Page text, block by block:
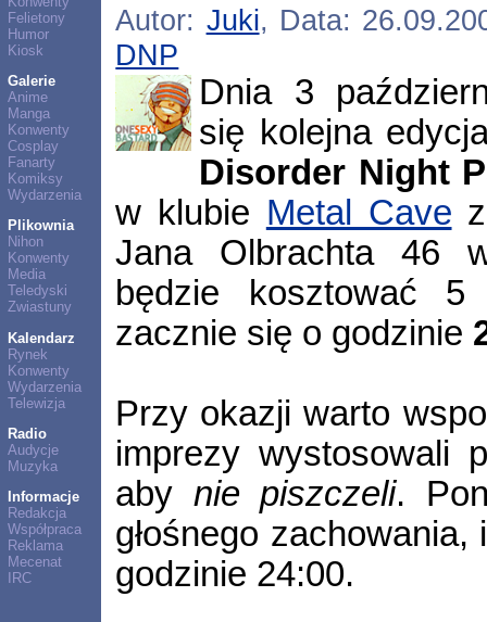
Felietony
Humor
Kiosk
Galerie
Anime
Manga
Konwenty
Cosplay
Fanarty
Komiksy
Wydarzenia
Plikownia
Nihon
Konwenty
Media
Teledyski
Zwiastuny
Kalendarz
Rynek
Konwenty
Wydarzenia
Telewizja
Radio
Audycje
Muzyka
Informacje
Redakcja
Współpraca
Reklama
Mecenat
IRC
Autor: Juki, Data:
DNP
Dnia 3
się kolejna
Disorder Night
w klubie Metal Cave
Jana Olbrachta 46
będzie kosztować 5
zacznie się o godzinie
Przy okazji warto
imprezy wystosowali
aby nie piszczeli.
głośnego
godzinie 24:00.